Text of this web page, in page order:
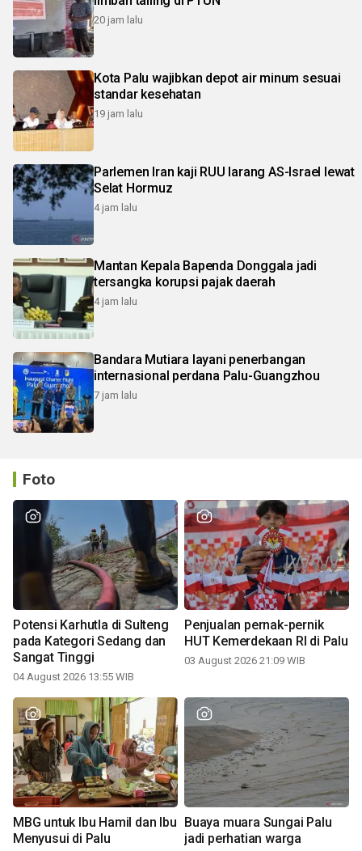
20 jam lalu
Kota Palu wajibkan depot air minum sesuai
standar kesehatan
19 jam lalu
Parlemen Iran kaji RUU larang AS-Israel lewat
Selat Hormuz
4 jam lalu
Mantan Kepala Bapenda Donggala jadi
tersangka korupsi pajak daerah
4 jam lalu
Bandara Mutiara layani penerbangan
internasional perdana Palu-Guangzhou
7 jam lalu
Foto
Potensi Karhutla di Sulteng
pada Kategori Sedang dan
Sangat Tinggi
04 August 2026 13:55 WIB
Penjualan pernak-pernik
HUT Kemerdekaan RI di Palu
03 August 2026 21:09 WIB
MBG untuk Ibu Hamil dan Ibu
Menyusui di Palu
Buaya muara Sungai Palu
jadi perhatian warga